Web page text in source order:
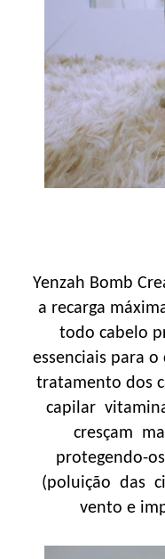
Yenzah Bomb
a recarga
todo cabelo
essenciais para
tratamento dos
capilar
cresçam
protegendo-
(poluição das
vento e